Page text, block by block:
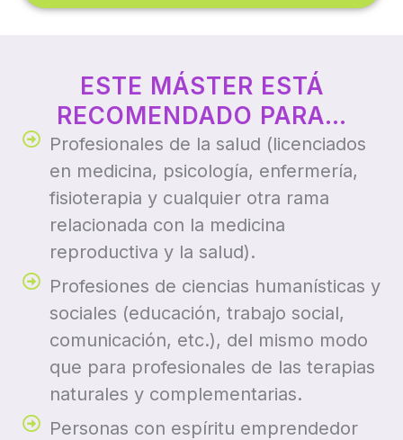
ESTE MÁSTER ESTÁ
RECOMENDADO PARA…
Profesionales de la salud (licenciados
en medicina, psicología, enfermería,
fisioterapia y cualquier otra rama
relacionada con la medicina
reproductiva y la salud).
Profesiones de ciencias humanísticas y
sociales (educación, trabajo social,
comunicación, etc.), del mismo modo
que para profesionales de las terapias
naturales y complementarias.
Personas con espíritu emprendedor